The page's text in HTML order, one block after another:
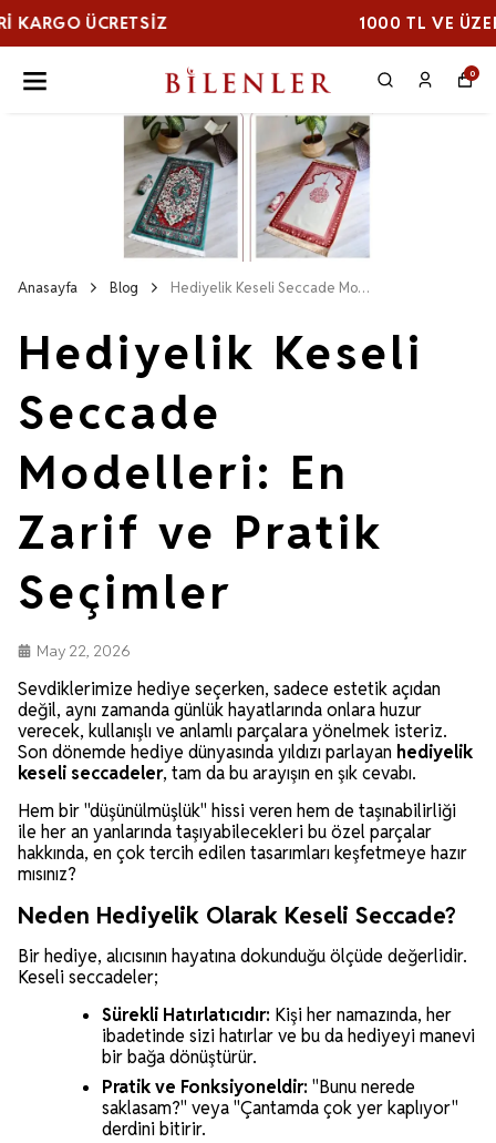
1000 TL VE ÜZERI KARGO ÜCRETSİZ
0
Anasayfa Blog Hediyelik Keseli Seccade Modelleri: En Zarif ve Pratik Seçimler
Hediyelik Keseli
Seccade
Modelleri: En
Zarif ve Pratik
Seçimler
May 22, 2026
Sevdiklerimize hediye seçerken, sadece estetik açıdan
değil, aynı zamanda günlük hayatlarında onlara huzur
verecek, kullanışlı ve anlamlı parçalara yönelmek isteriz.
Son dönemde hediye dünyasında yıldızı parlayan hediyelik
keseli seccadeler, tam da bu arayışın en şık cevabı.
Hem bir "düşünülmüşlük" hissi veren hem de taşınabilirliği
ile her an yanlarında taşıyabilecekleri bu özel parçalar
hakkında, en çok tercih edilen tasarımları keşfetmeye hazır
mısınız?
Neden Hediyelik Olarak Keseli Seccade?
Bir hediye, alıcısının hayatına dokunduğu ölçüde değerlidir.
Keseli seccadeler;
Sürekli Hatırlatıcıdır: Kişi her namazında, her
ibadetinde sizi hatırlar ve bu da hediyeyi manevi
bir bağa dönüştürür.
Pratik ve Fonksiyoneldir: "Bunu nerede
saklasam?" veya "Çantamda çok yer kaplıyor"
derdini bitirir.